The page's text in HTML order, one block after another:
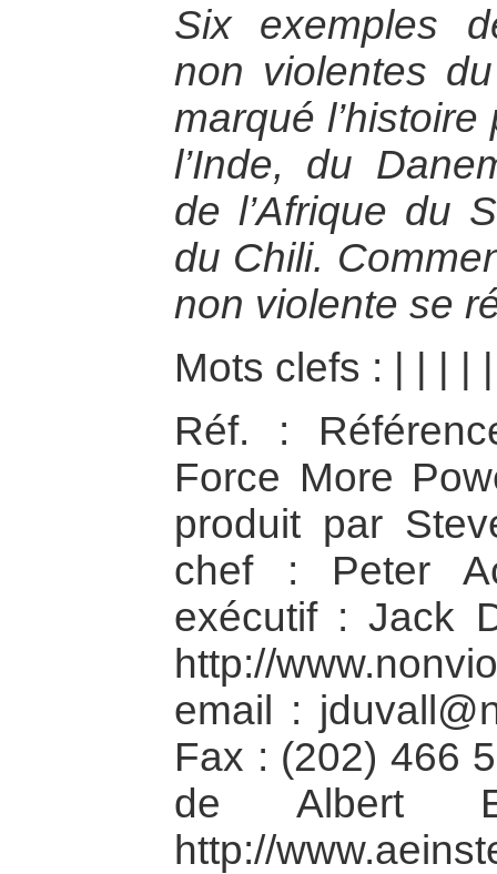
Six exemples
non violentes
marqué
l’Inde, du
de l’Afrique du
du Chili.
non violente se
Mots clefs :
Réf. :
Force More
produit par
chef : Peter
exécutif : Jack
http://
email :
Fax : (202) 466
de Albert
http://